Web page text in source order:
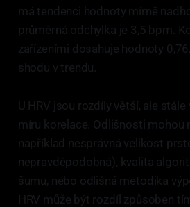
má tendenci hodnoty mírně
průměrná odchylka je 3,5 bpm.
zařízeními dosahuje hodnoty
shodu v trendu.
U HRV jsou rozdíly větší, ale
míru korelace. Odlišnosti mohou
například nesprávná velikost
nepravděpodobná), kvalita
šumu, nebo odlišná metodika
HRV může být rozdíl způsoben